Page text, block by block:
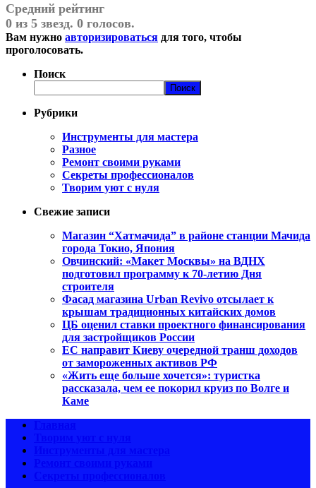
Средний рейтинг
0 из 5 звезд. 0 голосов.
Вам нужно авторизироваться для того, чтобы
проголосовать.
Поиск
Поиск
Рубрики
Инструменты для мастера
Разное
Ремонт своими руками
Секреты профессионалов
Творим уют с нуля
Свежие записи
Магазин “Хатмачида” в районе станции Мачида
города Токио, Япония
Овчинский: «Макет Москвы» на ВДНХ
подготовил программу к 70-летию Дня
строителя
Фасад магазина Urban Revivo отсылает к
крышам традиционных китайских домов
ЦБ оценил ставки проектного финансирования
для застройщиков России
ЕС направит Киеву очередной транш доходов
от замороженных активов РФ
«Жить еще больше хочется»: туристка
рассказала, чем ее покорил круиз по Волге и
Каме